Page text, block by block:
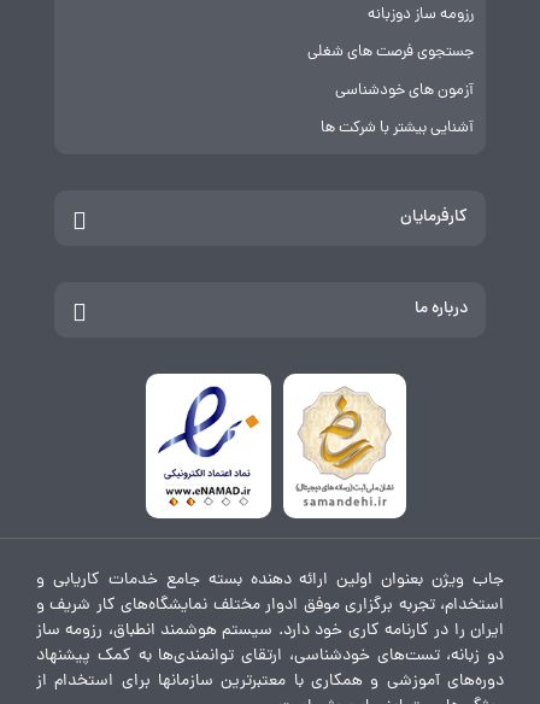
رزومه ساز دوزبانه
جستجوی فرصت های شغلی
آزمون های خودشناسی
آشنایی بیشتر با شرکت ها
کارفرمایان
درباره ما
جاب ویژن بعنوان اولین ارائه دهنده بسته جامع خدمات کاریابی و
استخدام، تجربه برگزاری موفق ادوار مختلف نمایشگاه‌های کار شریف و
ایران را در کارنامه کاری خود دارد. سیستم هوشمند انطباق، رزومه ساز
دو زبانه، تست‌های خودشناسی، ارتقای توانمندی‌ها به کمک پیشنهاد
دوره‌های آموزشی و همکاری با معتبرترین سازمانها برای استخدام از